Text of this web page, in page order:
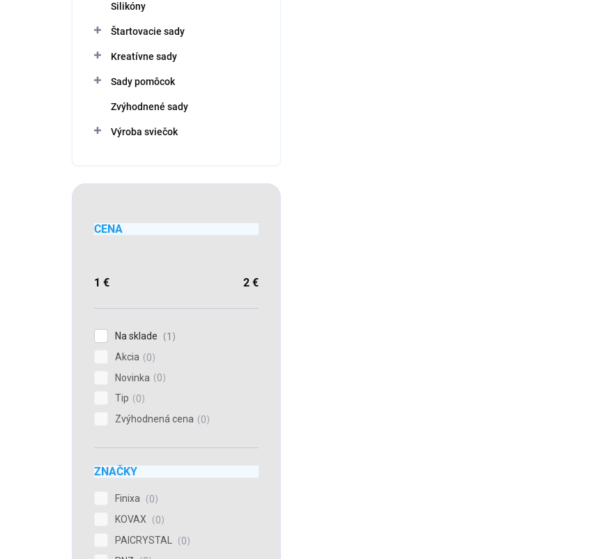
Silikóny
Štartovacie sady
Kreatívne sady
Sady pomôcok
Zvýhodnené sady
Výroba sviečok
CENA
1 € 2 €
Na sklade
1
Akcia
0
Novinka
0
Tip
0
Zvýhodnená cena
0
ZNAČKY
Finixa
0
KOVAX
0
PAICRYSTAL
0